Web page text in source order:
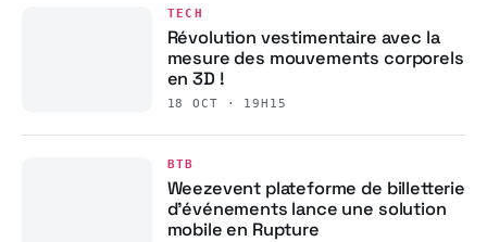
TECH
Révolution vestimentaire avec la
mesure des mouvements corporels
en 3D !
18 OCT · 19H15
BTB
Weezevent plateforme de billetterie
d’événements lance une solution
mobile en Rupture